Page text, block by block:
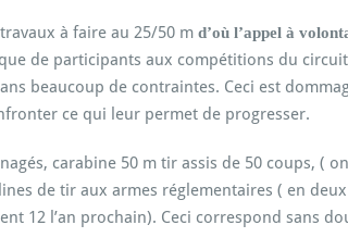
à faire au 25/50 m d’où l’appel à
de participants aux compétitions du
beaucoup de contraintes. Ceci est
ce qui leur permet de progresser.
carabine 50 m tir assis de 50 coups, (
de tir aux armes réglementaires ( en
12 l’an prochain). Ceci correspond sans